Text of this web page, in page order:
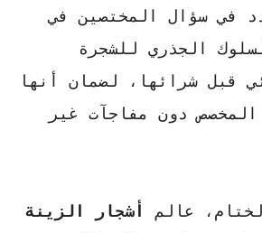
في سؤال المختصين في
الجذري للشجرة
قبل شرائها، لضمان أنها
دون مفاجآت غير
عالم
أشجار الزينة